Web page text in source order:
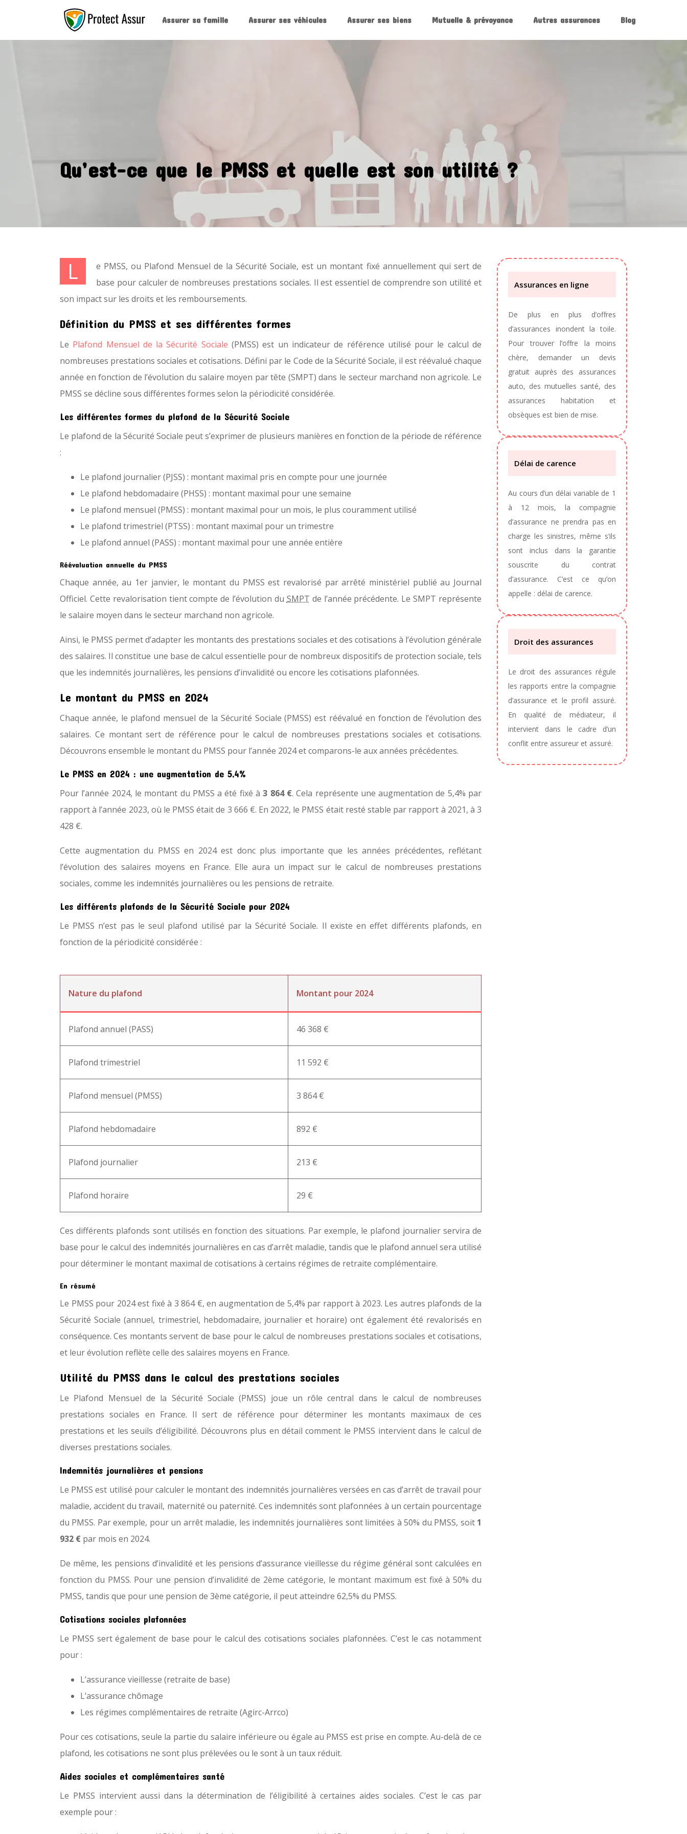
Assurer sa famille Assurer ses véhicules Assurer ses biens Mutuelle & prévoyance Autres assurances Blog
Qu’est-ce que le PMSS et quelle est son utilité ?
L
e PMSS, ou Plafond Mensuel de la Sécurité Sociale, est un montant fixé annuellement qui sert de
base pour calculer de nombreuses prestations sociales. Il est essentiel de comprendre son utilité et
son impact sur les droits et les remboursements.
Définition du PMSS et ses différentes formes
Le Plafond Mensuel de la Sécurité Sociale (PMSS) est un indicateur de référence utilisé pour le calcul de
nombreuses prestations sociales et cotisations. Défini par le Code de la Sécurité Sociale, il est réévalué chaque
année en fonction de l’évolution du salaire moyen par tête (SMPT) dans le secteur marchand non agricole. Le
PMSS se décline sous différentes formes selon la périodicité considérée.
Les différentes formes du plafond de la Sécurité Sociale
Le plafond de la Sécurité Sociale peut s’exprimer de plusieurs manières en fonction de la période de référence
:
Le plafond journalier (PJSS) : montant maximal pris en compte pour une journée
Le plafond hebdomadaire (PHSS) : montant maximal pour une semaine
Le plafond mensuel (PMSS) : montant maximal pour un mois, le plus couramment utilisé
Le plafond trimestriel (PTSS) : montant maximal pour un trimestre
Le plafond annuel (PASS) : montant maximal pour une année entière
Réévaluation annuelle du PMSS
Chaque année, au 1er janvier, le montant du PMSS est revalorisé par arrêté ministériel publié au Journal
Officiel. Cette revalorisation tient compte de l’évolution du SMPT de l’année précédente. Le SMPT représente
le salaire moyen dans le secteur marchand non agricole.
Ainsi, le PMSS permet d’adapter les montants des prestations sociales et des cotisations à l’évolution générale
des salaires. Il constitue une base de calcul essentielle pour de nombreux dispositifs de protection sociale, tels
que les indemnités journalières, les pensions d’invalidité ou encore les cotisations plafonnées.
Le montant du PMSS en 2024
Chaque année, le plafond mensuel de la Sécurité Sociale (PMSS) est réévalué en fonction de l’évolution des
salaires. Ce montant sert de référence pour le calcul de nombreuses prestations sociales et cotisations.
Découvrons ensemble le montant du PMSS pour l’année 2024 et comparons-le aux années précédentes.
Le PMSS en 2024 : une augmentation de 5,4%
Pour l’année 2024, le montant du PMSS a été fixé à3 864 €. Cela représente une augmentation de 5,4% par
rapport à l’année 2023, où le PMSS était de 3 666 €. En 2022, le PMSS était resté stable par rapport à 2021, à 3
428 €.
Cette augmentation du PMSS en 2024 est donc plus importante que les années précédentes, reflétant
l’évolution des salaires moyens en France. Elle aura un impact sur le calcul de nombreuses prestations
sociales, comme les indemnités journalières ou les pensions de retraite.
Les différents plafonds de la Sécurité Sociale pour 2024
Le PMSS n’est pas le seul plafond utilisé par la Sécurité Sociale. Il existe en effet différents plafonds, en
fonction de la périodicité considérée :
Nature du plafond Montant pour 2024
Plafond annuel (PASS) 46 368 €
Plafond trimestriel 11 592 €
Plafond mensuel (PMSS) 3 864 €
Plafond hebdomadaire 892 €
Plafond journalier 213 €
Plafond horaire 29 €
Ces différents plafonds sont utilisés en fonction des situations. Par exemple, le plafond journalier servira de
base pour le calcul des indemnités journalières en cas d’arrêt maladie, tandis que le plafond annuel sera utilisé
pour déterminer le montant maximal de cotisations à certains régimes de retraite complémentaire.
En résumé
Le PMSS pour 2024 est fixé à 3 864 €, en augmentation de 5,4% par rapport à 2023. Les autres plafonds de la
Sécurité Sociale (annuel, trimestriel, hebdomadaire, journalier et horaire) ont également été revalorisés en
conséquence. Ces montants servent de base pour le calcul de nombreuses prestations sociales et cotisations,
et leur évolution reflète celle des salaires moyens en France.
Utilité du PMSS dans le calcul des prestations sociales
Le Plafond Mensuel de la Sécurité Sociale (PMSS) joue un rôle central dans le calcul de nombreuses
prestations sociales en France. Il sert de référence pour déterminer les montants maximaux de ces
prestations et les seuils d’éligibilité. Découvrons plus en détail comment le PMSS intervient dans le calcul de
diverses prestations sociales.
Indemnités journalières et pensions
Le PMSS est utilisé pour calculer le montant des indemnités journalières versées en cas d’arrêt de travail pour
maladie, accident du travail, maternité ou paternité. Ces indemnités sont plafonnées à un certain pourcentage
du PMSS. Par exemple, pour un arrêt maladie, les indemnités journalières sont limitées à 50% du PMSS, soit 1
932 € par mois en 2024.
De même, les pensions d’invalidité et les pensions d’assurance vieillesse du régime général sont calculées en
fonction du PMSS. Pour une pension d’invalidité de 2ème catégorie, le montant maximum est fixé à 50% du
PMSS, tandis que pour une pension de 3ème catégorie, il peut atteindre 62,5% du PMSS.
Cotisations sociales plafonnées
Le PMSS sert également de base pour le calcul des cotisations sociales plafonnées. C’est le cas notamment
pour :
L’assurance vieillesse (retraite de base)
L’assurance chômage
Les régimes complémentaires de retraite (Agirc-Arrco)
Pour ces cotisations, seule la partie du salaire inférieure ou égale au PMSS est prise en compte. Au-delà de ce
plafond, les cotisations ne sont plus prélevées ou le sont à un taux réduit.
Aides sociales et complémentaires santé
Le PMSS intervient aussi dans la détermination de l’éligibilité à certaines aides sociales. C’est le cas par
exemple pour :
Assurances en ligne
De plus en plus d’offres
d’assurances inondent la toile.
Pour trouver l’offre la moins
chère, demander un devis
gratuit auprès des assurances
auto, des mutuelles santé, des
assurances habitation et
obsèques est bien de mise.
Délai de carence
Au cours d’un délai variable de 1
à 12 mois, la compagnie
d’assurance ne prendra pas en
charge les sinistres, même s’ils
sont inclus dans la garantie
souscrite du contrat
d’assurance. C’est ce qu’on
appelle : délai de carence.
Droit des assurances
Le droit des assurances régule
les rapports entre la compagnie
d’assurance et le profil assuré.
En qualité de médiateur, il
intervient dans le cadre d’un
conflit entre assureur et assuré.